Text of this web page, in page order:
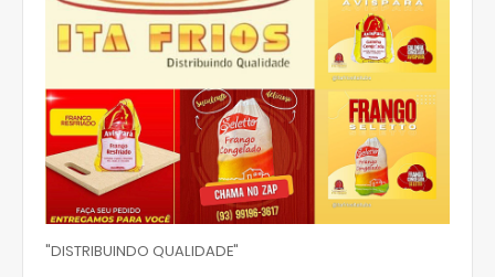
"DISTRIBUINDO QUALIDADE"